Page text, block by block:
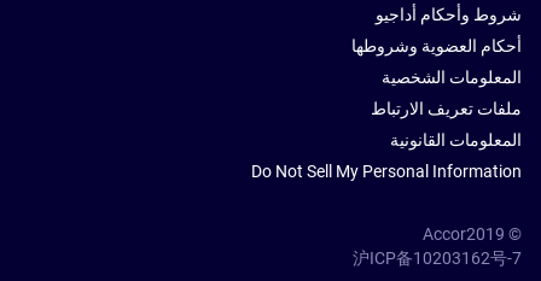
شروط وأحكام أداجيو
أحكام العضوية وشروطها
المعلومات الشخصية
ملفات تعريف الارتباط
المعلومات القانونية
Do Not Sell My Personal Information
© Accor2019
沪ICP备10203162号-7